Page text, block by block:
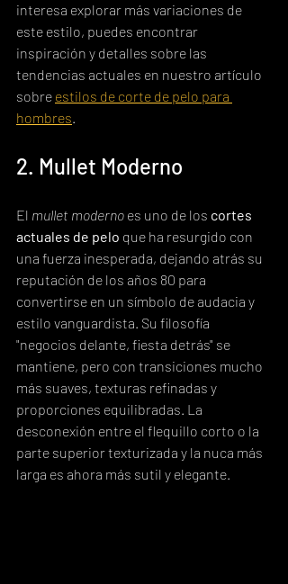
interesa explorar más variaciones de
este estilo, puedes encontrar
inspiración y detalles sobre las
tendencias actuales en nuestro artículo
sobre estilos de corte de pelo para
hombres.
2. Mullet Moderno
El mullet moderno es uno de los cortes
actuales de pelo que ha resurgido con
una fuerza inesperada, dejando atrás su
reputación de los años 80 para
convertirse en un símbolo de audacia y
estilo vanguardista. Su filosofía
"negocios delante, fiesta detrás" se
mantiene, pero con transiciones mucho
más suaves, texturas refinadas y
proporciones equilibradas. La
desconexión entre el flequillo corto o la
parte superior texturizada y la nuca más
larga es ahora más sutil y elegante.